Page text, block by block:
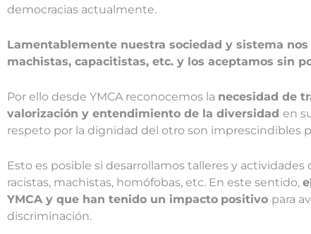
democracias actualmente.
Lamentablemente nuestra sociedad y sistema
machistas, capacitistas, etc. y los aceptamos sin
Por ello desde YMCA reconocemos la necesidad de
valorización y entendimiento de la diversidad en
respeto por la dignidad del otro son imprescindibles
Esto es posible si desarrollamos talleres y
racistas, machistas, homófobas, etc. En este sentido,
YMCA y que han tenido un impacto positivo para
discriminación.